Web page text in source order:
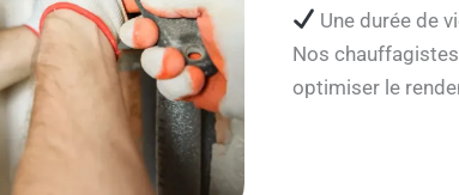
Une durée de
Nos
optimiser le